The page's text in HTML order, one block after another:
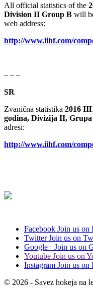
All official statistics of the
Division II Group B will
web address:
http://www.iihf.com/
– – –
SR
Zvanična statistika 2016
godina, Divizija II,
adresi:
http://www.iihf.com/
Facebook Join us on
Twitter Join us on
Google+ Join us on
Youtube Join us on
Instagram Join us on
© 2026 - Savez hokeja na